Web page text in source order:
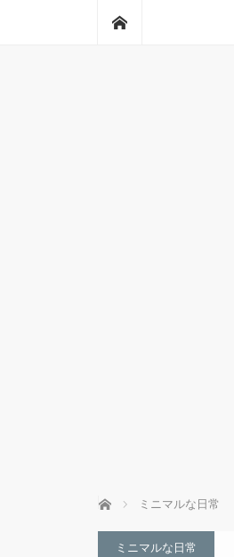
ホーム ミニマルな日常
ミニマルな日常